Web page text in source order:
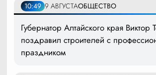
10:49 9 АВГУСТАОБЩЕСТВО
Губернатор Алтайского края Виктор
поздравил строителей с
праздником